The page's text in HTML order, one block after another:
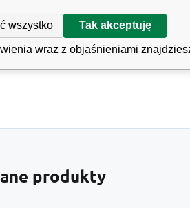
produkty
wszystko Tak akceptuję
wraz z objaśnieniami